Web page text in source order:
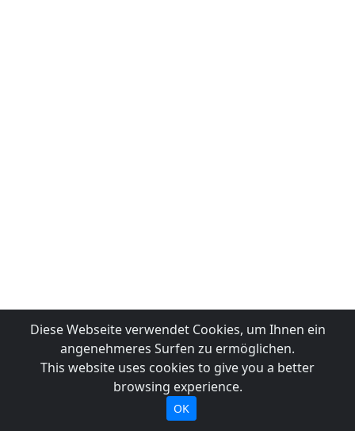
Diese Webseite verwendet Cookies, um Ihnen ein
angenehmeres Surfen zu ermöglichen.
This website uses cookies to give you a better
browsing experience.
OK